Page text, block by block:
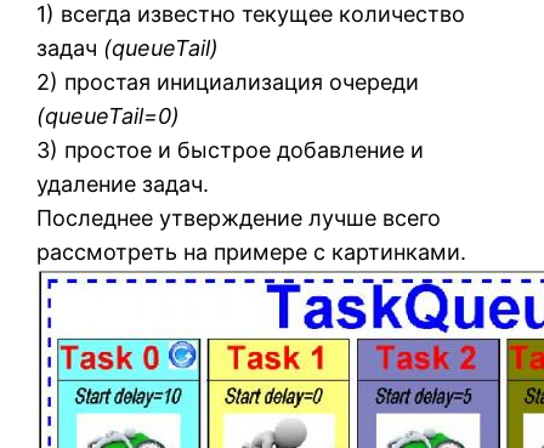
1) всегда известно текущее количество
задач (queueTail)
2) простая инициализация очереди
(queueTail=0)
3) простое и быстрое добавление и
удаление задач.
Последнее утверждение лучше всего
рассмотреть на примере с картинками.